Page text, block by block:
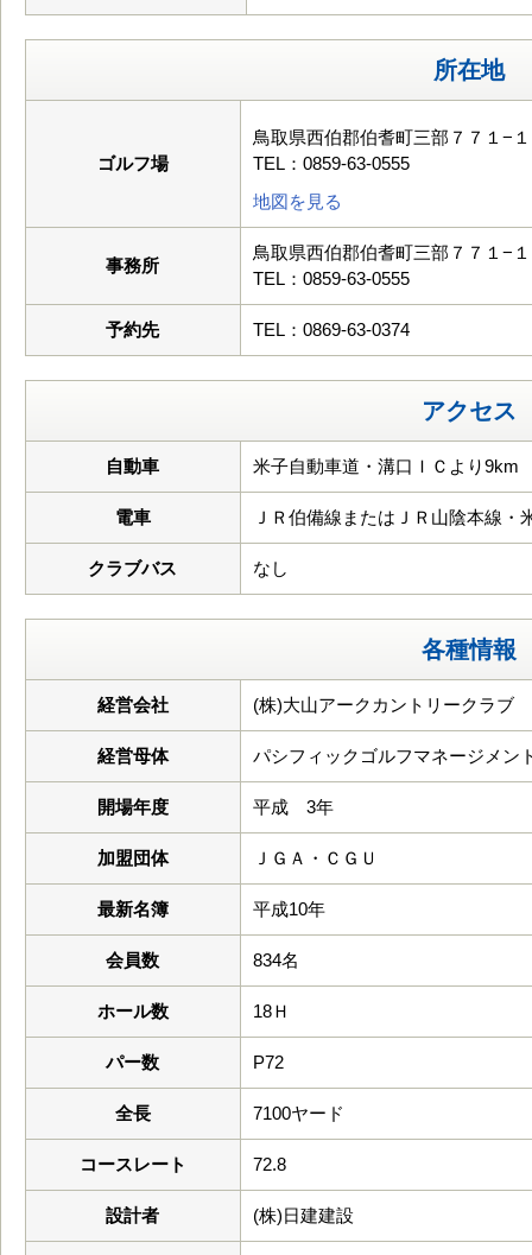
所在地
ゴルフ場
鳥取県西伯郡伯耆町三部７７１−１
TEL：0859-63-0555
地図を見る
事務所
鳥取県西伯郡伯耆町三部７７１−１
TEL：0859-63-0555
予約先 TEL：0869-63-0374
アクセス
自動車 米子自動車道・溝口ＩＣより9km
電車 ＪＲ伯備線またはＪＲ山陰本線・
クラブバス なし
各種情報
経営会社 (株)大山アークカントリークラブ
経営母体 パシフィックゴルフマネージメン
開場年度 平成 3年
加盟団体 ＪＧＡ・ＣＧＵ
最新名簿 平成10年
会員数 834名
ホール数 18Ｈ
パー数 P72
全長 7100ヤード
コースレート 72.8
設計者 (株)日建建設